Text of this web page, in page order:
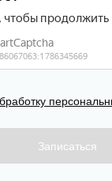
Записаться